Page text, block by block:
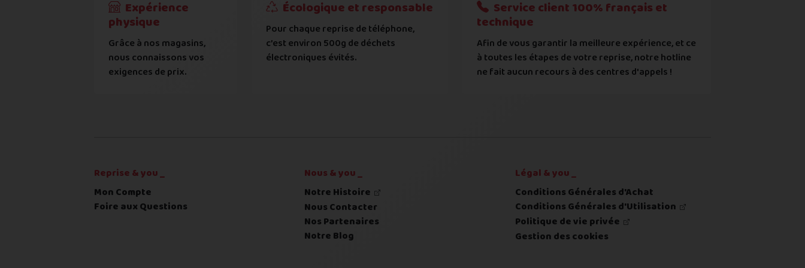
Cela ne sert à rien de mentir sur l'état de votre appareil :
L'état que vous déclarez est systématiquement vérifié par notre atelier
Toute différence entre l'état déclaré et l'état expertisé fera l'objet d'une contre-offre ou du renvoi du produit
Téléphone*
Adresse*
Code postal
Pays*
Expérience
physique
Grâce à nos magasins,
nous connaissons vos
exigences de prix.
Écologique et responsable
Pour chaque reprise de téléphone,
c’est environ 500g de déchets
électroniques évités.
Service client 100% français et
technique
Afin de vous garantir la meilleure expérience, et ce
à toutes les étapes de votre reprise, notre hotline
ne fait aucun recours à des centres d'appels !
Reprise & you _
Mon Compte
Foire aux Questions
Nous & you _
Notre Histoire
Nous Contacter
Nos Partenaires
Notre Blog
Légal & you _
Conditions Générales d'Achat
Conditions Générales d'Utilisation
Politique de vie privée
Gestion des cookies